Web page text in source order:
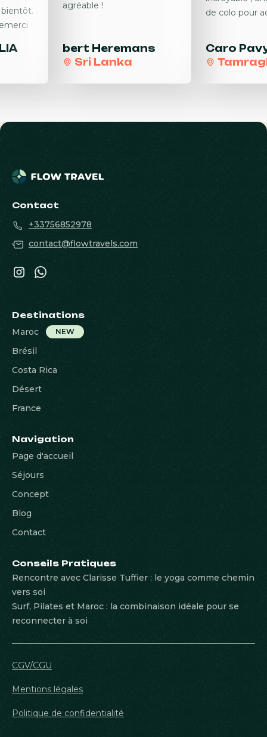
agréable !
bert Heremans
Sri Lanka
de colo pour
Caro
Contact
+33756852978
contact@flowtravels.com
Destinations
Maroc NEW
Brésil
Costa Rica
Désert
France
Navigation
Page d'accueil
Séjours
Concept
Blog
Contact
Conseils Pratiques
Rencontre avec Clarisse Tuffier : le yoga comme chemin
vers soi
Surf, Pilates et Maroc : la combinaison idéale pour se
reconnecter à soi
CGV/CGU
Mentions légales
Politique de confidentialité